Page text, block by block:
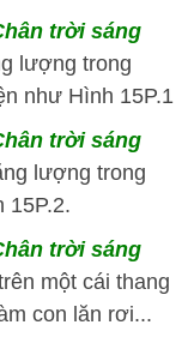
trời sáng
lượng trong
như Hình 15P.1
trời sáng
lượng trong
15P.2.
trời sáng
một cái thang
con lăn rơi...